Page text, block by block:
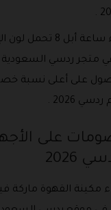
بلغ ثمن شراء ساعة
على أعلى نسبة
2026 .
على
مكينة القهوة ماركة